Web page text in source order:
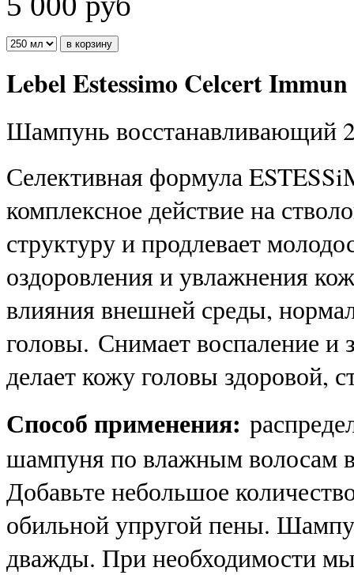
Lebel Estessimo Celcert
Шампунь восстанавливающий
Селективная формула
комплексное действие на
структуру и продлевает
оздоровления и увлажнения
влияния внешней среды,
головы. Снимает воспаление и
делает кожу головы здоровой,
Способ применения:
шампуня по влажным волосам в
Добавьте небольшое
обильной упругой пены.
дважды. При необходимости